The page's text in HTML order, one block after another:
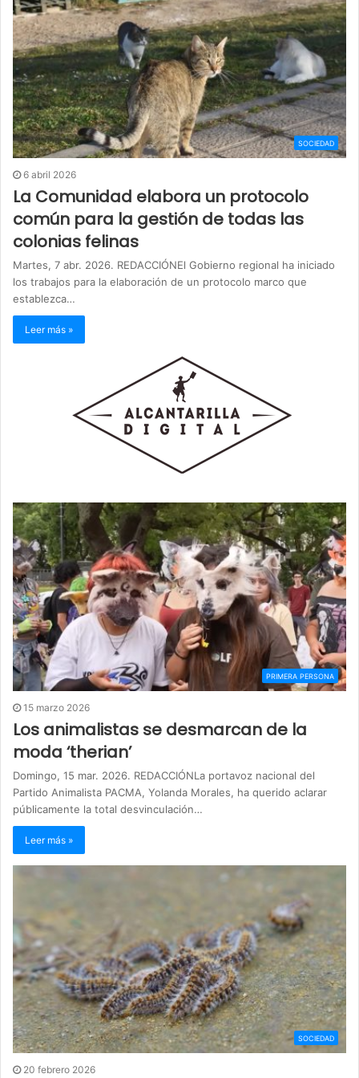
SOCIEDAD
6 abril 2026
La Comunidad elabora un protocolo
común para la gestión de todas las
colonias felinas
Martes, 7 abr. 2026. REDACCIÓNEl Gobierno regional ha iniciado
los trabajos para la elaboración de un protocolo marco que
establezca…
Leer más »
PRIMERA PERSONA
15 marzo 2026
Los animalistas se desmarcan de la
moda ‘therian’
Domingo, 15 mar. 2026. REDACCIÓNLa portavoz nacional del
Partido Animalista PACMA, Yolanda Morales, ha querido aclarar
públicamente la total desvinculación…
Leer más »
SOCIEDAD
20 febrero 2026